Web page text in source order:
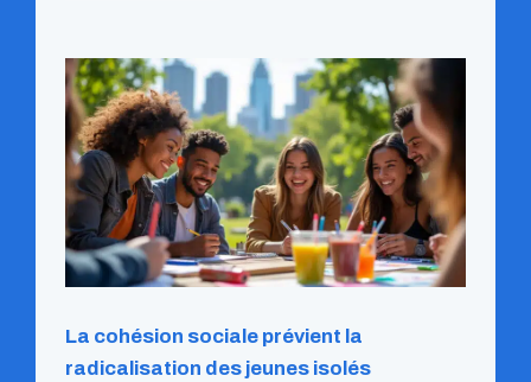
La cohésion sociale prévient la
radicalisation des jeunes isolés